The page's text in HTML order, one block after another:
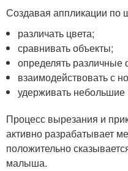
Создавая аппликации по
различать цвета;
сравнивать объекты;
определять
взаимодействовать с
удерживать
Процесс вырезания и
активно разрабатывает
положительно
малыша.